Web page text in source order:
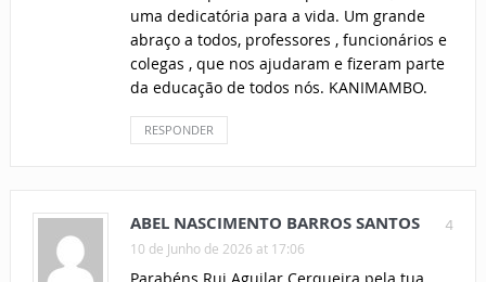
uma dedicatória para a vida. Um grande
abraço a todos, professores , funcionários e
colegas , que nos ajudaram e fizeram parte
da educação de todos nós. KANIMAMBO.
RESPONDER
4
ABEL NASCIMENTO BARROS SANTOS
10 de Junho de 2026 at 17:06